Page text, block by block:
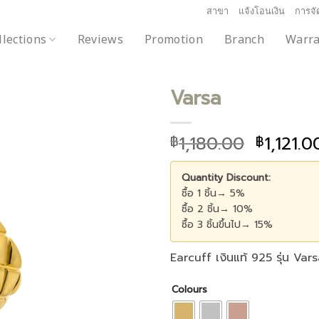
สาขา แจ้งโอนเงิน การ
Reviews Promotion Branch
Varsa
฿1,180.00 ฿
Quantity Discount:
ซื้อ 1 ชิ้น→ 5%
ซื้อ 2 ชิ้น→ 10%
ซื้อ 3 ชิ้นขึ้นไป→ 15%
Earcuff เงินแท้ 925 รุ่น
Colours